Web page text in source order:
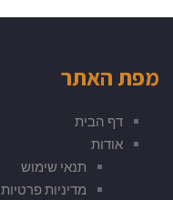
מפת האתר
דף הבית
אודות
תנאי שימוש
מדיניות פרטיות